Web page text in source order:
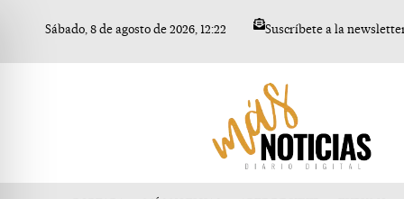
Sábado, 8 de agosto de 2026, 12:22 Suscríbete a la